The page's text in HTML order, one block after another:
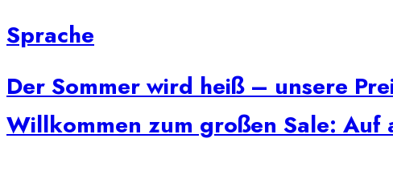
Sprache
Der Sommer wird heiß – unsere
Willkommen zum großen Sale: Auf